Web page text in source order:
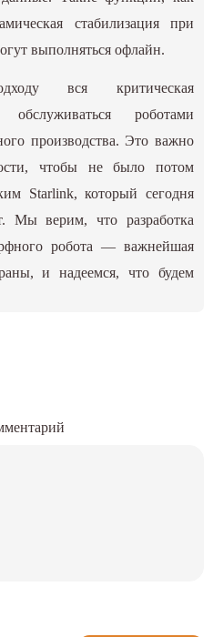
стабилизация при
выполняться офлайн.
вся критическая
роботами
производства. Это важно
чтобы не было потом
Starlink, который сегодня
Мы верим, что разработка
робота — важнейшая
и надеемся, что будем